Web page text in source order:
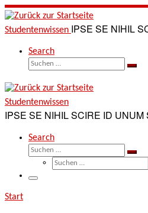
Zum
Inhalt
springen
Studentenwissen IPSE SE NIHIL
Search
Suche
Studentenwissen
IPSE SE NIHIL SCIRE ID UNUM
Search
Suche
Suche
Menü
Start